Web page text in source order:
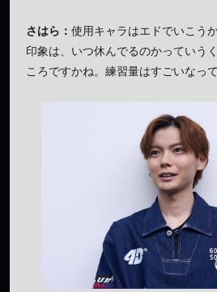
さはら： 使用キャラはエドでいこう
印象は、いつ休んでるのかっていう
ころですかね。練習量はすごいなって